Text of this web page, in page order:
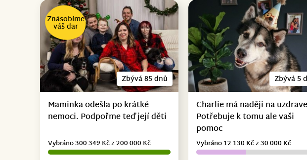
Zbývá 85 dnů
Znásobíme
váš dar
Maminka odešla po krátké
nemoci. Podpořme teď její děti
Vybráno 300 349 Kč z 200 000 Kč
Zbývá 5
Charlie má naději na
Potřebuje k tomu ale vaši
pomoc
Vybráno 12 130 Kč z 30 000 Kč